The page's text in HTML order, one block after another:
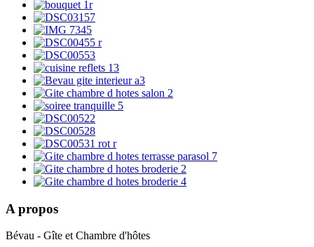
A propos
Bévau - Gîte et Chambre d'hôtes